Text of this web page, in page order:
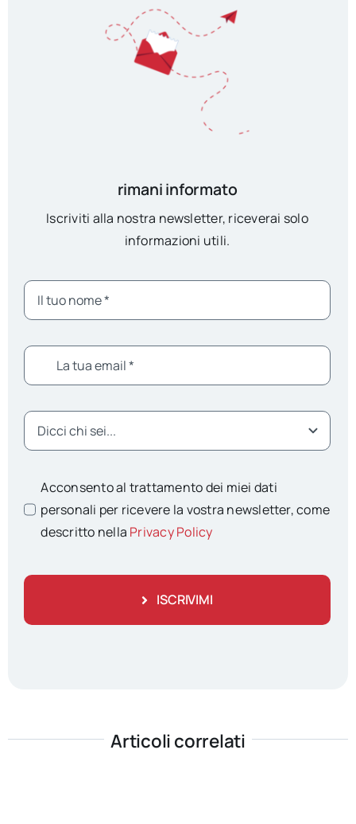
rimani informato
Iscriviti alla nostra newsletter, riceverai solo
informazioni utili.
Acconsento al trattamento dei miei dati
personali per ricevere la vostra newsletter, come
descritto nella Privacy Policy
ISCRIVIMI
Articoli correlati